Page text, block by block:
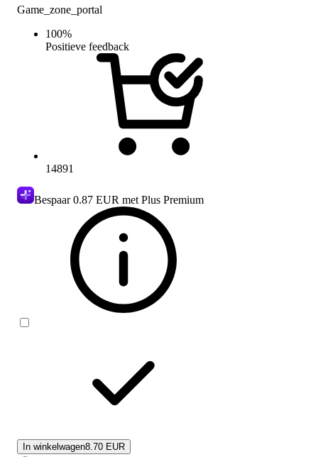
Game_zone_portal
100%
Positieve feedback
14891
Bespaar0.87 EUR met Plus Premium
In winkelwagen8.70 EUR